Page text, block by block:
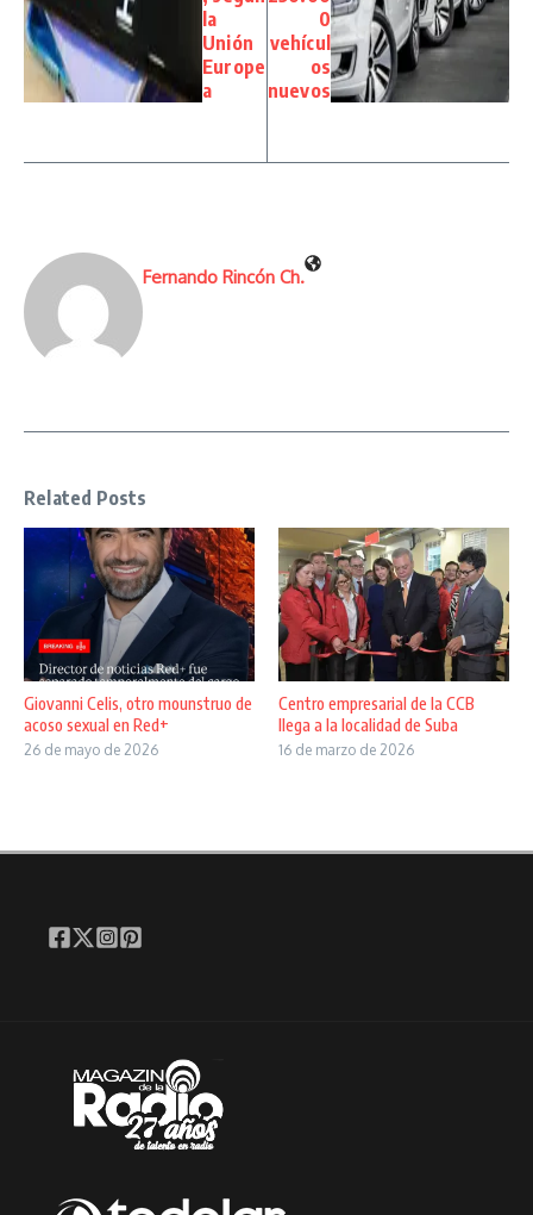
la
Unión
Europe
a
0
vehícul
os
nuevos
Fernando Rincón Ch.
Related Posts
Giovanni Celis, otro mounstruo de
acoso sexual en Red+
26 de mayo de 2026
Centro empresarial de la CCB
llega a la localidad de Suba
16 de marzo de 2026